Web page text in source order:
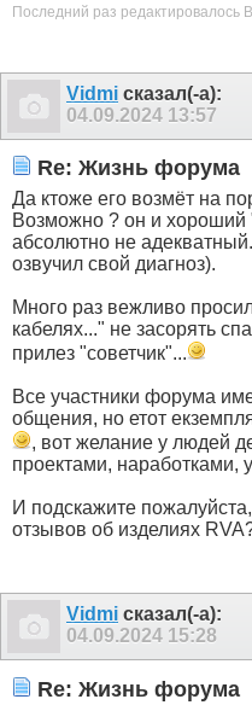
Последний раз редактировалось
Vidmi сказал(-а):
04.09.2024 13:57
Re: Жизнь форума
Да ктоже его возмёт на
Возможно ? он и хороший
абсолютно не
озвучил свой диагноз).
Много раз вежливо
кабелях..." не засорять
прилез "советчик"...
Все участники форума
общения, но етот
, вот желание у людей
проектами, наработками,
И подскажите
отзывов об изделиях
Vidmi сказал(-а):
04.09.2024 15:28
Re: Жизнь форума